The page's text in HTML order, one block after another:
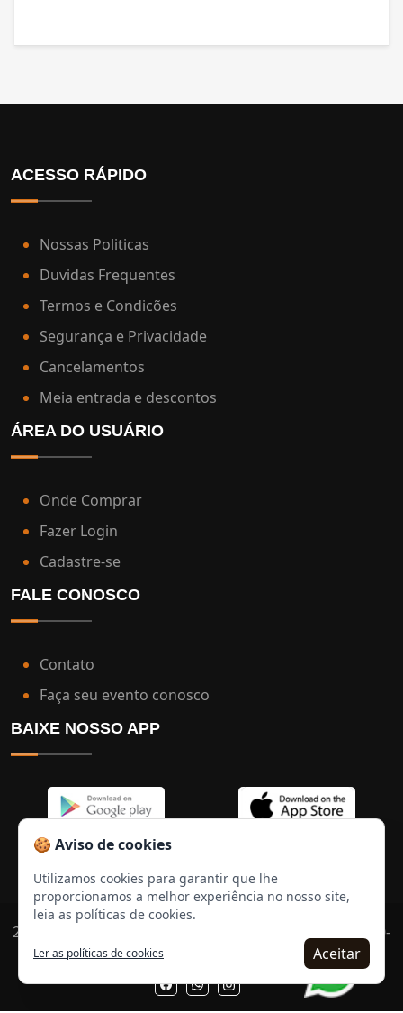
ACESSO RÁPIDO
Nossas Politicas
Duvidas Frequentes
Termos e Condicões
Segurança e Privacidade
Cancelamentos
Meia entrada e descontos
ÁREA DO USUÁRIO
Onde Comprar
Fazer Login
Cadastre-se
FALE CONOSCO
Contato
Faça seu evento conosco
BAIXE NOSSO APP
🍪 Aviso de cookies
Utilizamos cookies para garantir que lhe
proporcionamos a melhor experiência no nosso site,
leia as políticas de cookies.
Ler as políticas de cookies Aceitar
2026 © Todos os direitos reservados | 20.422.984/0000-